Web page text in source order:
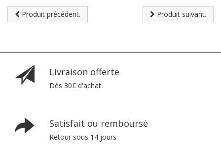
Produit précédent. Produit suivant.
Livraison offerte
Dès 30€ d'achat
Satisfait ou remboursé
Retour sous 14 jours